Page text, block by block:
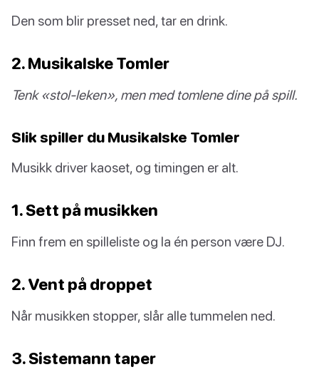
Den som blir presset ned, tar en drink.
2. Musikalske Tomler
Tenk «stol-leken», men med tomlene dine på spill.
Slik spiller du Musikalske Tomler
Musikk driver kaoset, og timingen er alt.
1. Sett på musikken
Finn frem en spilleliste og la én person være DJ.
2. Vent på droppet
Når musikken stopper, slår alle tummelen ned.
3. Sistemann taper